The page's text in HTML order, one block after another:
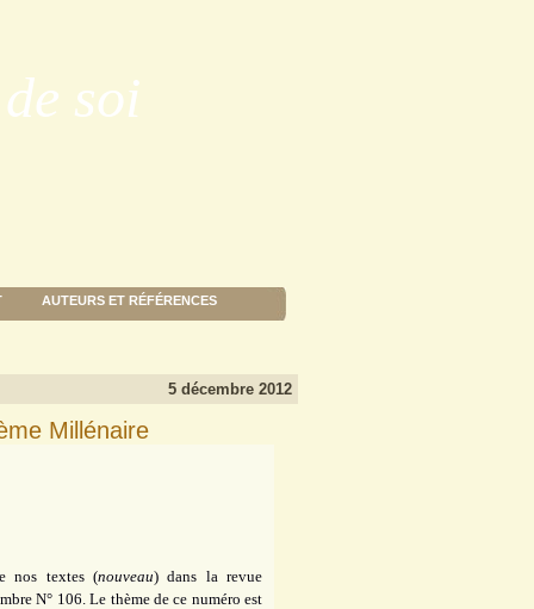
soi
AUTEURS ET RÉFÉRENCES
5 décembre 2012
Millénaire
nos textes (nouveau) dans la revue
N° 106. Le thème de ce numéro est